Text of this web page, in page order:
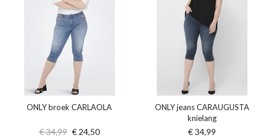
ONLY broek CARLAOLA
€ 34,99 € 24,50
ONLY jeans CARAUGUSTA
knielang
€ 34,99